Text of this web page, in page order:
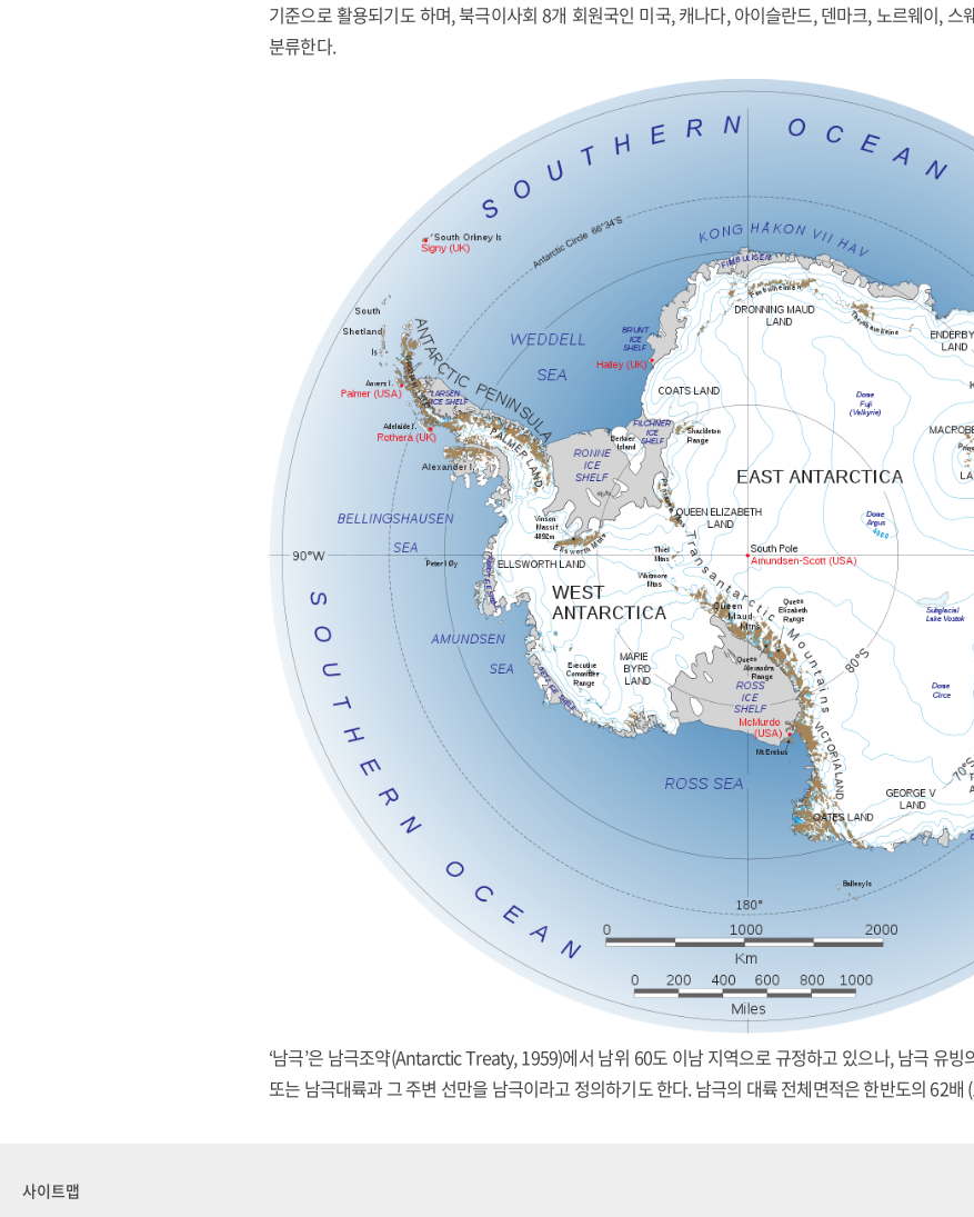
기준으로 활용되기도 하며, 북극이사회 8개 회원국인 미국, 캐나다, 아이슬란드, 덴마크, 노르웨이, 스
분류한다.
‘남극’은 남극조약(Antarctic Treaty, 1959)에서 남위 60도 이남 지역으로 규정하고 있으나, 남극 유
또는 남극대륙과 그 주변 선만을 남극이라고 정의하기도 한다. 남극의 대륙 전체면적은 한반도의 62배
사이트맵